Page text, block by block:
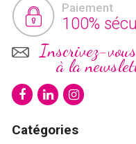
Paiement
100%
Inscrivez-vous
à la
Catégories